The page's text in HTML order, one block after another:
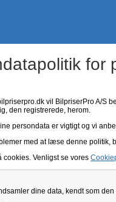
for
vil BilpriserPro A/S
den registrerede, herom.
persondata er vigtigt og vi
med at læse denne politik,
cookies. Venligst se vores
dine data, kendt som